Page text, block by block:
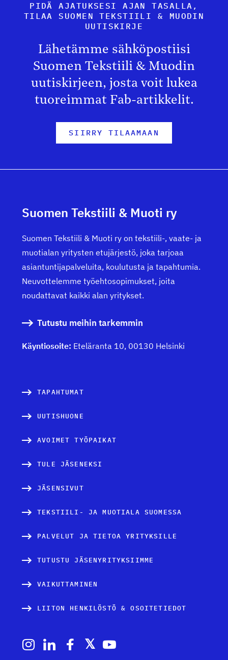
PIDÄ AJATUKSESI AJAN TASALLA,
TILAA SUOMEN TEKSTIILI & MUODIN
UUTISKIRJE
Lähetämme sähköpostiisi
Suomen Tekstiili & Muodin
uutiskirjeen, josta voit lukea
tuoreimmat Fab-artikkelit.
SIIRRY TILAAMAAN
Suomen Tekstiili & Muoti ry
Suomen Tekstiili & Muoti ry on tekstiili-, vaate- ja
muotialan yritysten etujärjestö, joka tarjoaa
asiantuntijapalveluita, koulutusta ja tapahtumia.
Neuvottelemme työehtosopimukset, joita
noudattavat kaikki alan yritykset.
Tutustu meihin tarkemmin
Käyntiosoite: Eteläranta 10, 00130 Helsinki
TAPAHTUMAT
UUTISHUONE
AVOIMET TYÖPAIKAT
TULE JÄSENEKSI
JÄSENSIVUT
TEKSTIILI- JA MUOTIALA SUOMESSA
PALVELUT JA TIETOA YRITYKSILLE
TUTUSTU JÄSENYRITYKSIIMME
VAIKUTTAMINEN
LIITON HENKILÖSTÖ & OSOITETIEDOT